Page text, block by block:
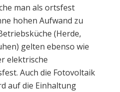
man als ortsfest
hohen Aufwand zu
(Herde,
gelten ebenso wie
elektrische
Auch die Fotovoltaik
auf die Einhaltung